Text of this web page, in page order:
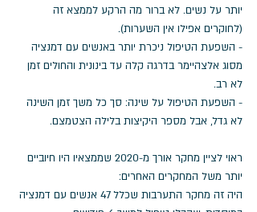
יותר על נשים. לא ברור מה הרקע לממצא זה
(לחוקרים אפילו אין השערות).
- השפעת הטיפול ניכרת יותר באנשים עם דמנציה
מסוג אלצהיימר בדרגה קלה עד בינונית והחולים זמן
לא רב.
- השפעת הטיפול על שינה: סך כל משך זמן השינה
לא גדל, אבל מספר היקיצות בלילה הצטמצם.
ראוי לציין מחקר אורך מ-2020 שממצאיו היו חיוביים
יותר משל המחקרים האחרים:
היה זה מחקר התערבות שכלל 47 אנשים עם דמנציה